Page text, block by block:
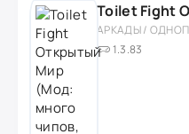
1.3.83